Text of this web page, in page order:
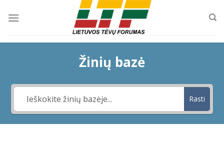
Žinių bazė
Rasti